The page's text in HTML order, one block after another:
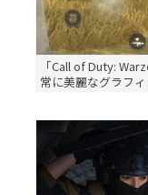
「Call of Duty:
常に美麗なグラフ